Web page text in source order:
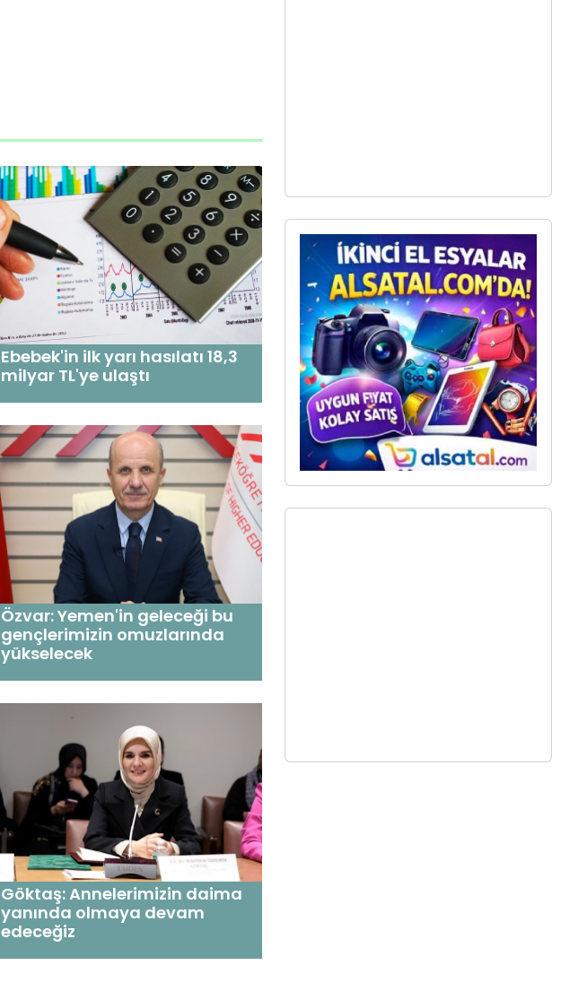
Ebebek'in ilk yarı hasılatı 18,3
milyar TL'ye ulaştı
Özvar: Yemen'in geleceği bu
gençlerimizin omuzlarında
yükselecek
Göktaş: Annelerimizin daima
yanında olmaya devam
edeceğiz